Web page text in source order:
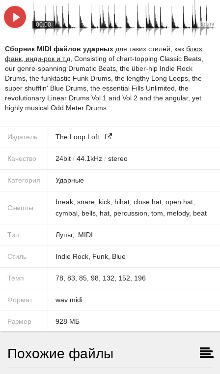
00:09
00:00
Сборник MIDI файлов ударных для таких стилей, как блюз,
фанк, инди-рок и т.д. Consisting of chart-topping Classic Beats,
our genre-spanning Drumatic Beats, the über-hip Indie Rock
Drums, the funktastic Funk Drums, the lengthy Long Loops, the
super shufflin' Blue Drums, the essential Fills Unlimited, the
revolutionary Linear Drums Vol 1 and Vol 2 and the angular, yet
highly musical Odd Meter Drums.
Издатель The Loop Loft
Качество 24bit / 44.1 kHz / stereo
Категория Ударные
Сэмплы
break snare kick hihat close hat open hat
cymbal bells hat percussion tom melody, beat
Тип Лупы MIDI
Стиль Indie Rock Funk Blue
Темп 78 83 85 98 132 152 196
Формат wav midi
Размер 928 МБ
Похожие файлы